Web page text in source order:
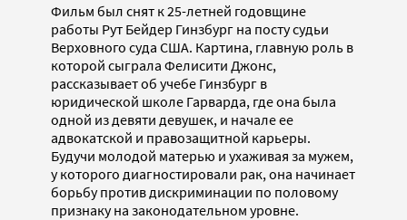
Фильм был снят к 25-летней годовщине
работы Рут Бейдер Гинзбург на посту судьи
Верховного суда США. Картина, главную роль в
которой сыграла Фелисити Джонс,
рассказывает об учебе Гинзбург в
юридической школе Гарварда, где она была
одной из девяти девушек, и начале ее
адвокатской и правозащитной карьеры.
Будучи молодой матерью и ухаживая за мужем,
у которого диагностировали рак, она начинает
борьбу против дискриминации по половому
признаку на законодательном уровне.